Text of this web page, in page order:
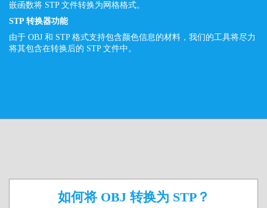
嵌函数将 STP 文件转换为网格格式。
STP 转换器功能
由于 OBJ 和 STP 格式支持包含颜色信息的材料，我们的工具将尽力
将其包含在转换后的 STP 文件中。
如何将 OBJ 转换为 STP？